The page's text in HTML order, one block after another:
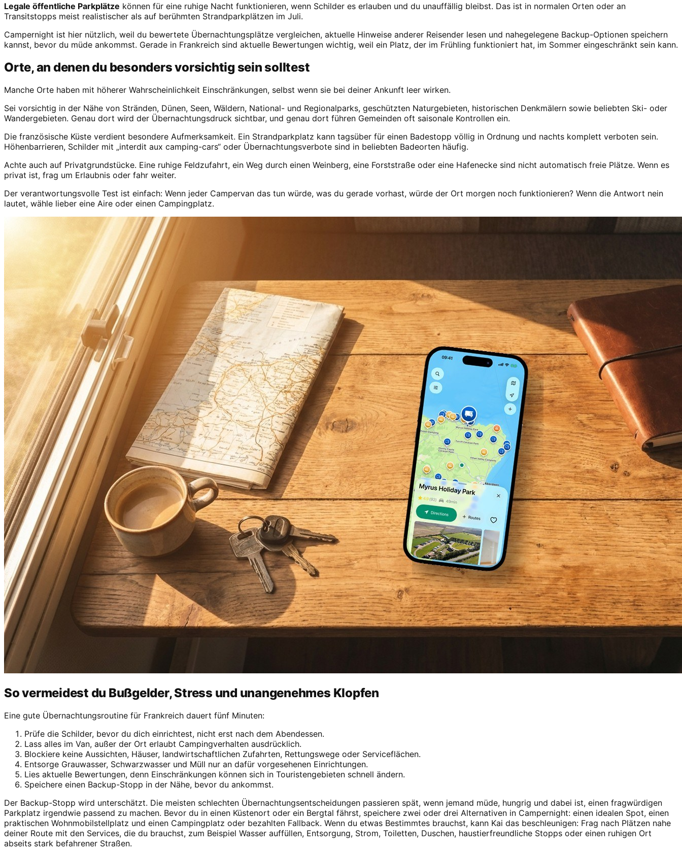
Legale öffentliche Parkplätze können für eine ruhige Nacht funktionieren, wenn Schilder es erlauben und du unauffällig bleibst. Das ist in normalen Orten oder an
Transitstopps meist realistischer als auf berühmten Strandparkplätzen im Juli.
Campernight ist hier nützlich, weil du bewertete Übernachtungsplätze vergleichen, aktuelle Hinweise anderer Reisender lesen und nahegelegene Backup-Optionen speichern
kannst, bevor du müde ankommst. Gerade in Frankreich sind aktuelle Bewertungen wichtig, weil ein Platz, der im Frühling funktioniert hat, im Sommer eingeschränkt sein kann.
Orte, an denen du besonders vorsichtig sein solltest
Manche Orte haben mit höherer Wahrscheinlichkeit Einschränkungen, selbst wenn sie bei deiner Ankunft leer wirken.
Sei vorsichtig in der Nähe von Stränden, Dünen, Seen, Wäldern, National- und Regionalparks, geschützten Naturgebieten, historischen Denkmälern sowie beliebten Ski- oder
Wandergebieten. Genau dort wird der Übernachtungsdruck sichtbar, und genau dort führen Gemeinden oft saisonale Kontrollen ein.
Die französische Küste verdient besondere Aufmerksamkeit. Ein Strandparkplatz kann tagsüber für einen Badestopp völlig in Ordnung und nachts komplett verboten sein.
Höhenbarrieren, Schilder mit „interdit aux camping-cars“ oder Übernachtungsverbote sind in beliebten Badeorten häufig.
Achte auch auf Privatgrundstücke. Eine ruhige Feldzufahrt, ein Weg durch einen Weinberg, eine Forststraße oder eine Hafenecke sind nicht automatisch freie Plätze. Wenn es
privat ist, frag um Erlaubnis oder fahr weiter.
Der verantwortungsvolle Test ist einfach: Wenn jeder Campervan das tun würde, was du gerade vorhast, würde der Ort morgen noch funktionieren? Wenn die Antwort nein
lautet, wähle lieber eine Aire oder einen Campingplatz.
So vermeidest du Bußgelder, Stress und unangenehmes Klopfen
Eine gute Übernachtungsroutine für Frankreich dauert fünf Minuten:
Prüfe die Schilder, bevor du dich einrichtest, nicht erst nach dem Abendessen.
Lass alles im Van, außer der Ort erlaubt Campingverhalten ausdrücklich.
Blockiere keine Aussichten, Häuser, landwirtschaftlichen Zufahrten, Rettungswege oder Serviceflächen.
Entsorge Grauwasser, Schwarzwasser und Müll nur an dafür vorgesehenen Einrichtungen.
Lies aktuelle Bewertungen, denn Einschränkungen können sich in Touristengebieten schnell ändern.
Speichere einen Backup-Stopp in der Nähe, bevor du ankommst.
Der Backup-Stopp wird unterschätzt. Die meisten schlechten Übernachtungsentscheidungen passieren spät, wenn jemand müde, hungrig und dabei ist, einen fragwürdigen
Parkplatz irgendwie passend zu machen. Bevor du in einen Küstenort oder ein Bergtal fährst, speichere zwei oder drei Alternativen in Campernight: einen idealen Spot, einen
praktischen Wohnmobilstellplatz und einen Campingplatz oder bezahlten Fallback. Wenn du etwas Bestimmtes brauchst, kann Kai das beschleunigen: Frag nach Plätzen nahe
deiner Route mit den Services, die du brauchst, zum Beispiel Wasser auffüllen, Entsorgung, Strom, Toiletten, Duschen, haustierfreundliche Stopps oder einen ruhigen Ort
abseits stark befahrener Straßen.